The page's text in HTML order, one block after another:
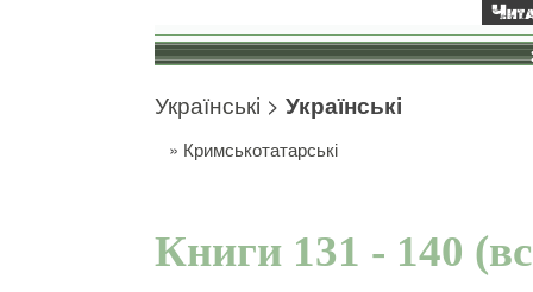
Українські > Українські
» Кримськотатарські
Книги 131 - 140